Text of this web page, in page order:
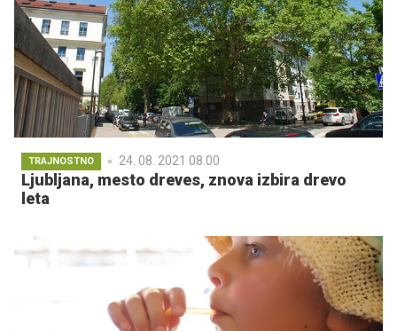
TRAJNOSTNO 24. 08. 2021 08.00
Ljubljana, mesto dreves, znova izbira drevo
leta